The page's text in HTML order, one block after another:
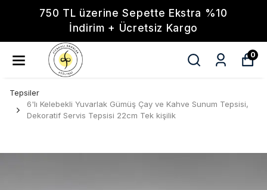
750 TL üzerine Sepette Ekstra %10
İndirim + Ücretsiz Kargo
0
Tepsiler
6'lı Kelebekli Yuvarlak Gümüş Çay ve Kahve Sunum Tepsisi,
Dekoratif Servis Tepsisi 22cm Tek kişilik